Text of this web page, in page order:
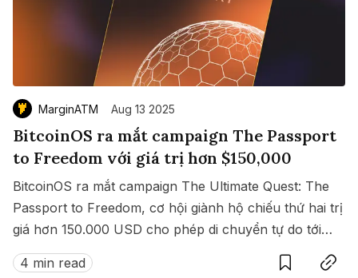
MarginATM Aug 13 2025
BitcoinOS ra mắt campaign The Passport
to Freedom với giá trị hơn $150,000
BitcoinOS ra mắt campaign The Ultimate Quest: The
Passport to Freedom, cơ hội giành hộ chiếu thứ hai trị
giá hơn 150.000 USD cho phép di chuyển tự do tới
hàng loạt quốc gia không cần visa.
4 min read
SaveCopy link